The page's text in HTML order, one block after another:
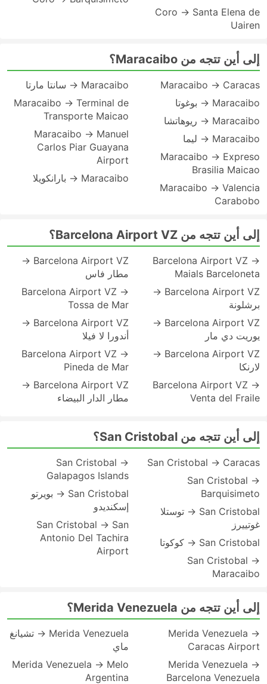
Coro → Santa Elena de
Uairen
إلى أين تتجه من Maracaibo؟
Maracaibo → Caracas
Maracaibo → بوغوتا
Maracaibo → ريوهاتشا
Maracaibo → ليما
Maracaibo → Expreso
Brasilia Maicao
Maracaibo → Valencia
Carabobo
Maracaibo → سانتا مارتا
Maracaibo → Terminal de
Transporte Maicao
Maracaibo → Manuel
Carlos Piar Guayana
Airport
Maracaibo → بارانكويلا
إلى أين تتجه من Barcelona Airport VZ؟
Barcelona Airport VZ →
Maials Barceloneta
Barcelona Airport VZ →
برشلونة
Barcelona Airport VZ →
يوريت دي مار
Barcelona Airport VZ →
لارنكا
Barcelona Airport VZ →
Venta del Fraile
Barcelona Airport VZ →
مطار فاس
Barcelona Airport VZ →
Tossa de Mar
Barcelona Airport VZ →
أندورا لا فيلا
Barcelona Airport VZ →
Pineda de Mar
Barcelona Airport VZ →
مطار الدار البيضاء
إلى أين تتجه من San Cristobal؟
San Cristobal → Caracas
San Cristobal →
Barquisimeto
San Cristobal → توستلا
غوتييرز
San Cristobal → كوكوتا
San Cristobal →
Maracaibo
San Cristobal →
Galapagos Islands
San Cristobal → بويرتو
إسكنديدو
San Cristobal → San
Antonio Del Tachira
Airport
إلى أين تتجه من Merida Venezuela؟
Merida Venezuela →
Caracas Airport
Merida Venezuela →
Barcelona Venezuela
Merida Venezuela → تشيانغ
ماي
Merida Venezuela → Melo
Argentina